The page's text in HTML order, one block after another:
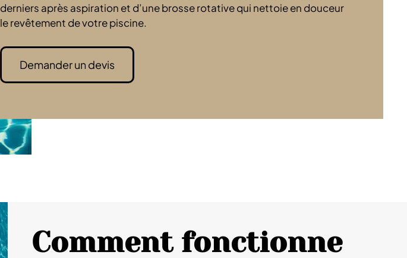
derniers après aspiration et d’une brosse rotative qui nettoie en douceur
le revêtement de votre piscine.
Demander un devis
Comment fonctionne